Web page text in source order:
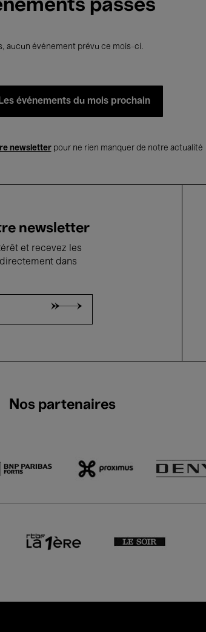
passés
aucun événement prévu ce mois-ci.
Les événements du mois prochain
newsletterpour ne rien manquer de notre actualité
newsletter
et recevez les
dans
Nos partenaires